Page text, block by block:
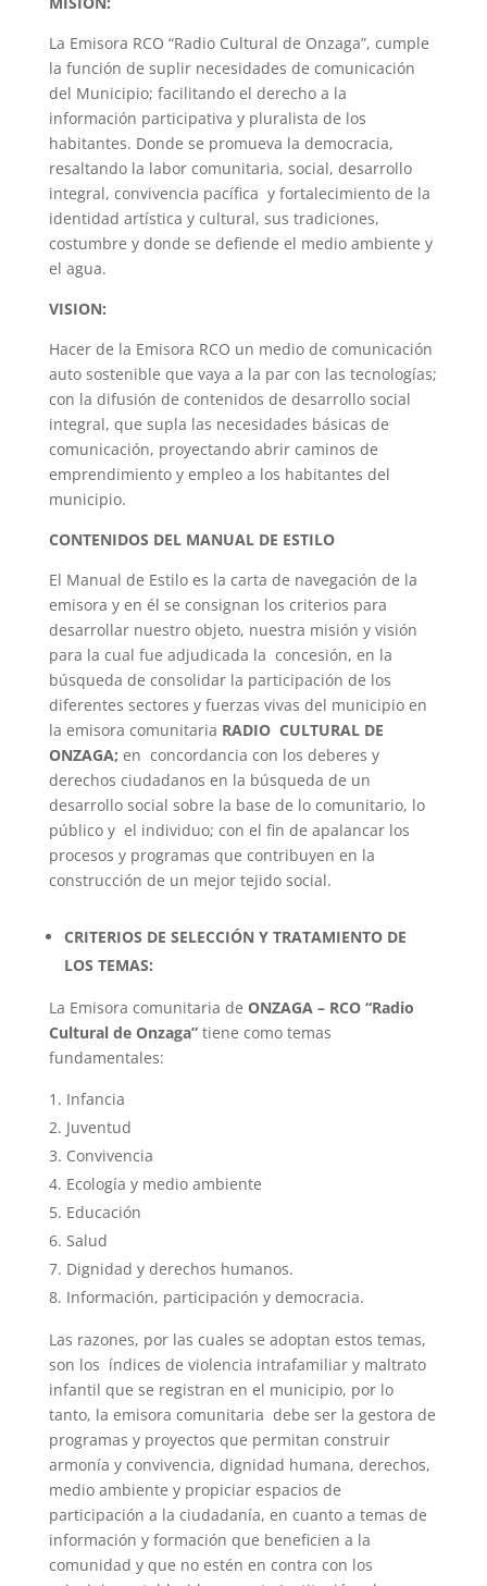
La Emisora RCO “Radio Cultural de Onzaga”, cumple
la función de suplir necesidades de comunicación
del Municipio; facilitando el derecho a la
información participativa y pluralista de los
habitantes. Donde se promueva la democracia,
resaltando la labor comunitaria, social, desarrollo
integral, convivencia pacífica y fortalecimiento de la
identidad artística y cultural, sus tradiciones,
costumbre y donde se defiende el medio ambiente y
el agua.
VISION:
Hacer de la Emisora RCO un medio de comunicación
auto sostenible que vaya a la par con las tecnologías;
con la difusión de contenidos de desarrollo social
integral, que supla las necesidades básicas de
comunicación, proyectando abrir caminos de
emprendimiento y empleo a los habitantes del
municipio.
CONTENIDOS DEL MANUAL DE ESTILO
El Manual de Estilo es la carta de navegación de la
emisora y en él se consignan los criterios para
desarrollar nuestro objeto, nuestra misión y visión
para la cual fue adjudicada la concesión, en la
búsqueda de consolidar la participación de los
diferentes sectores y fuerzas vivas del municipio en
la emisora comunitaria RADIO CULTURAL DE
ONZAGA; en concordancia con los deberes y
derechos ciudadanos en la búsqueda de un
desarrollo social sobre la base de lo comunitario, lo
público y el individuo; con el fin de apalancar los
procesos y programas que contribuyen en la
construcción de un mejor tejido social.
CRITERIOS DE SELECCIÓN Y TRATAMIENTO DE
LOS TEMAS:
La Emisora comunitaria de ONZAGA – RCO “Radio
Cultural de Onzaga”tiene como temas
fundamentales:
Infancia
Juventud
Convivencia
Ecología y medio ambiente
Educación
Salud
Dignidad y derechos humanos.
Información, participación y democracia.
Las razones, por las cuales se adoptan estos temas,
son los índices de violencia intrafamiliar y maltrato
infantil que se registran en el municipio, por lo
tanto, la emisora comunitaria debe ser la gestora de
programas y proyectos que permitan construir
armonía y convivencia, dignidad humana, derechos,
medio ambiente y propiciar espacios de
participación a la ciudadanía, en cuanto a temas de
información y formación que beneficien a la
comunidad y que no estén en contra con los